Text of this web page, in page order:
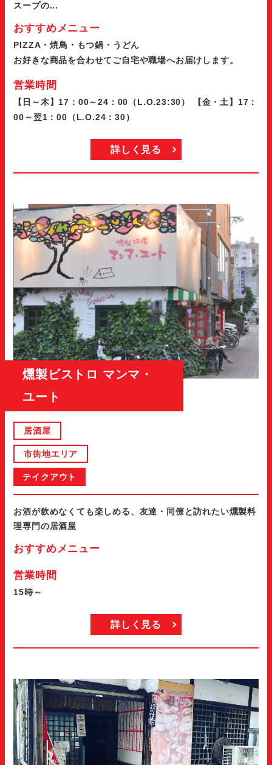
スープの...
おすすめメニュー
PIZZA・焼鳥・もつ鍋・うどん
お好きな商品を合わせてご自宅や職場へお届けします。
営業時間
【日～木】17：00～24：00（L.O.23:30） 【金・土】17：
00～翌1：00（L.O.24：30）
詳しく見る
燻製ビストロ マンマ・
ユート
居酒屋
市街地エリア
テイクアウト
お酒が飲めなくても楽しめる、友達・同僚と訪れたい燻製料
理専門の居酒屋
おすすめメニュー
営業時間
15時～
詳しく見る